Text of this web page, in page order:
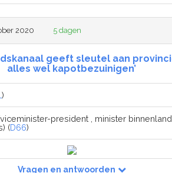
2020 5 dagen
geeft sleutel aan
alles wel kapotbezuinigen’
)
president , minister
(D66)
Vragen en antwoorden